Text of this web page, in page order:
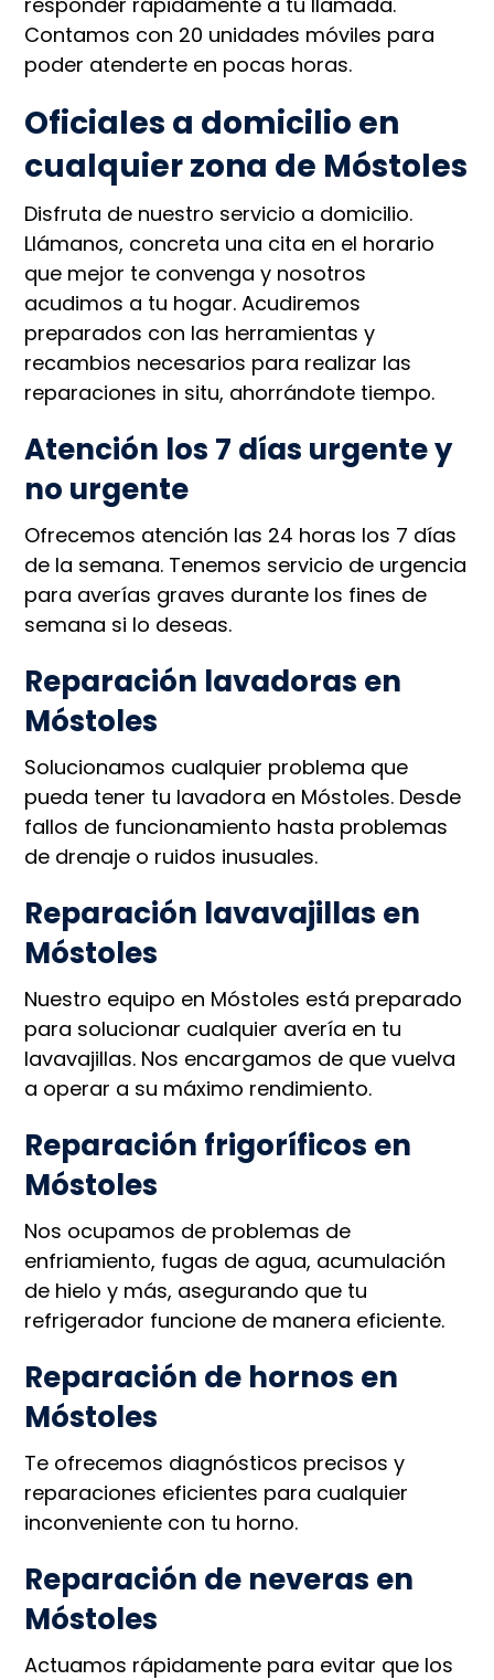
Contamos con 20 unidades móviles para
poder atenderte en pocas horas.
Oficiales a domicilio en
cualquier zona de Móstoles
Disfruta de nuestro servicio a domicilio.
Llámanos, concreta una cita en el horario
que mejor te convenga y nosotros
acudimos a tu hogar. Acudiremos
preparados con las herramientas y
recambios necesarios para realizar las
reparaciones in situ, ahorrándote tiempo.
Atención los 7 días urgente y
no urgente
Ofrecemos atención las 24 horas los 7 días
de la semana. Tenemos servicio de urgencia
para averías graves durante los fines de
semana si lo deseas.
Reparación lavadoras en
Móstoles
Solucionamos cualquier problema que
pueda tener tu lavadora en Móstoles. Desde
fallos de funcionamiento hasta problemas
de drenaje o ruidos inusuales.
Reparación lavavajillas en
Móstoles
Nuestro equipo en Móstoles está preparado
para solucionar cualquier avería en tu
lavavajillas. Nos encargamos de que vuelva
a operar a su máximo rendimiento.
Reparación frigoríficos en
Móstoles
Nos ocupamos de problemas de
enfriamiento, fugas de agua, acumulación
de hielo y más, asegurando que tu
refrigerador funcione de manera eficiente.
Reparación de hornos en
Móstoles
Te ofrecemos diagnósticos precisos y
reparaciones eficientes para cualquier
inconveniente con tu horno.
Reparación de neveras en
Móstoles
Actuamos rápidamente para evitar que los